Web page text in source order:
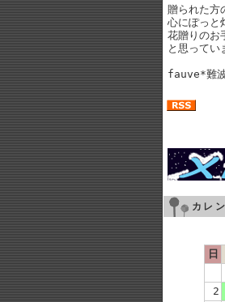
贈られた方
心にぽっと
花贈りのお
と思ってい
fauve*難
カレ
日
2